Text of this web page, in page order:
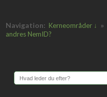
Navigation: Kerneområder ↓ »
andres NemID?